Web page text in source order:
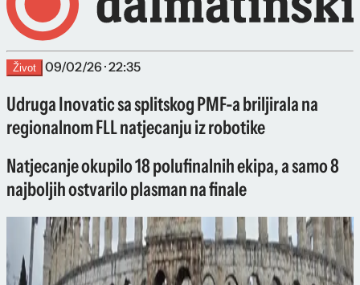
Život 09/02/26 · 22:35
Udruga Inovatic sa splitskog PMF-a briljirala na
regionalnom FLL natjecanju iz robotike
Natjecanje okupilo 18 polufinalnih ekipa, a samo 8
najboljih ostvarilo plasman na finale